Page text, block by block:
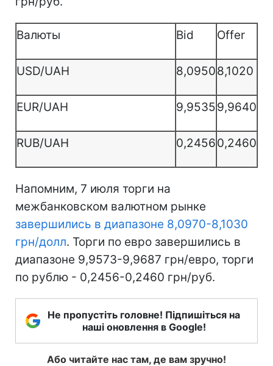
Валюты Bid Offer
USD/UAH 8,09508,1020
EUR/UAH 9,95359,9640
RUB/UAH 0,24560,2460
Напомним, 7 июля торги на
межбанковском валютном рынке
завершились в диапазоне 8,0970-8,1030
грн/долл. Торги по евро завершились в
диапазоне 9,9573-9,9687 грн/евро, торги
по рублю - 0,2456-0,2460 грн/руб.
Не пропустіть головне! Підпишіться на
наші оновлення в Google!
Або читайте нас там, де вам зручно!